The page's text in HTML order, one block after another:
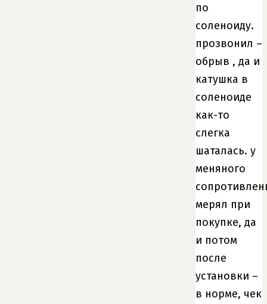
по
соленоиду.
прозвонил –
обрыв , да и
катушка в
соленоиде
как-то
слегка
шаталась. у
меняного
мерял при
покупке, да
и потом
после
установки –
в норме, чек